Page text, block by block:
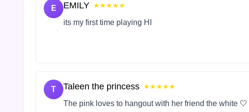
E EMILY ★★★★★
its my first time playing HI
T Taleen the princess ★★★★★
The pink loves to hangout with her friend the white 🤍